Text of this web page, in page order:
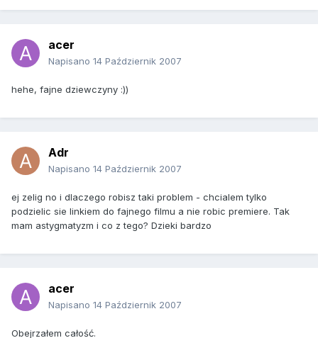
acer
Napisano 14 Październik 2007
hehe, fajne dziewczyny :))
Adr
Napisano 14 Październik 2007
ej zelig no i dlaczego robisz taki problem - chcialem tylko
podzielic sie linkiem do fajnego filmu a nie robic premiere. Tak
mam astygmatyzm i co z tego? Dzieki bardzo
acer
Napisano 14 Październik 2007
Obejrzałem całość.